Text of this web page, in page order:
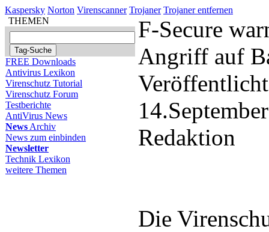
Kaspersky Norton Virenscanner Trojaner Trojaner entfernen
THEMEN
FREE Downloads
Antivirus Lexikon
Virenschutz Tutorial
Virenschutz Forum
Testberichte
AntiVirus News
News Archiv
News zum einbinden
Newsletter
Technik Lexikon
weitere Themen
F-Secure
Angriff auf
Redaktion
Die